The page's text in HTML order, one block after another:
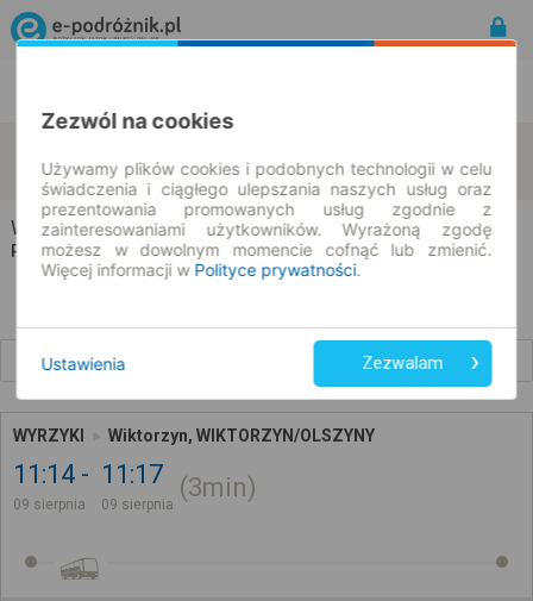
09.08.2026 | -- : --
zmień kryteria
Wyrzyki → Wiktorzyn
Rozkład jazdy i bilety
WYRZYKI Wiktorzyn, WIKTORZYN/OLSZYNY
11:14
09 sierpnia
11:17
09 sierpnia
3min
Zezwól na cookies
Używamy plików cookies i podobnych technologii w celu
świadczenia i ciągłego ulepszania naszych usług oraz
prezentowania promowanych usług zgodnie z
zainteresowaniami użytkowników. Wyrażoną zgodę
możesz w dowolnym momencie cofnąć lub zmienić.
Więcej informacji w Polityce prywatności.
Ustawienia Zezwalam